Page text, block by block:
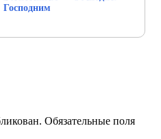
Господним
Обязательные поля